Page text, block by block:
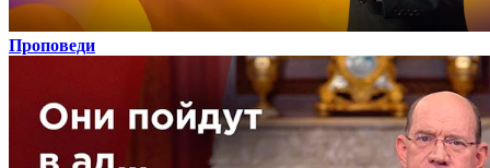
Проповеди